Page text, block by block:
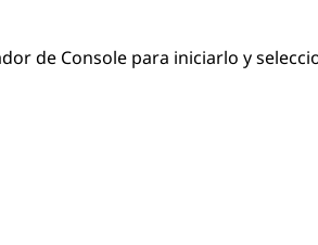
de Console para iniciarlo y